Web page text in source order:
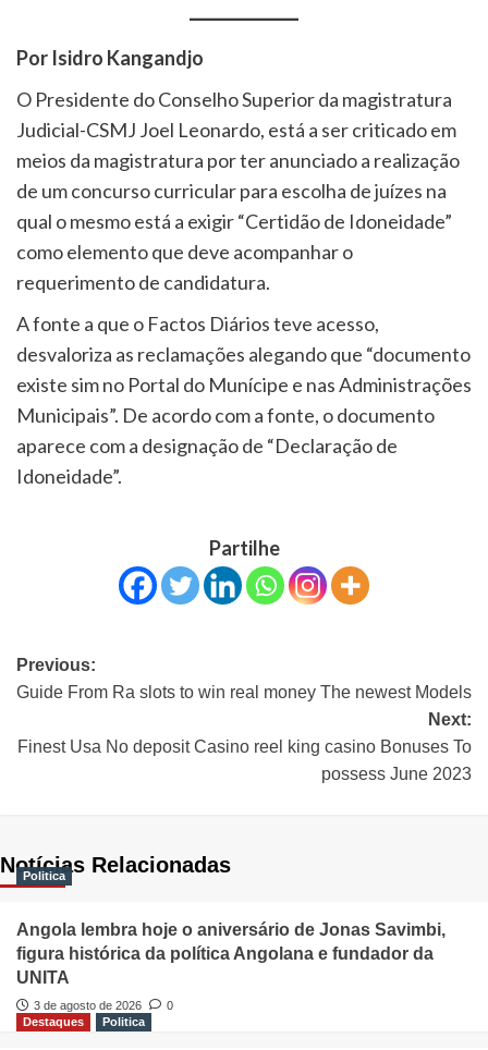
Por Isidro Kangandjo
O Presidente do Conselho Superior da magistratura
Judicial-CSMJ Joel Leonardo, está a ser criticado em
meios da magistratura por ter anunciado a realização
de um concurso curricular para escolha de juízes na
qual o mesmo está a exigir “Certidão de Idoneidade”
como elemento que deve acompanhar o
requerimento de candidatura.
A fonte a que o Factos Diários teve acesso,
desvaloriza as reclamações alegando que “documento
existe sim no Portal do Munícipe e nas Administrações
Municipais”. De acordo com a fonte, o documento
aparece com a designação de “Declaração de
Idoneidade”.
Partilhe
Previous:
Guide From Ra slots to win real money The newest Models
Next:
Finest Usa No deposit Casino reel king casino Bonuses To
possess June 2023
Notícias Relacionadas
Politica
Angola lembra hoje o aniversário de Jonas Savimbi,
figura histórica da política Angolana e fundador da
UNITA
3 de agosto de 2026
0
Destaques
Politica